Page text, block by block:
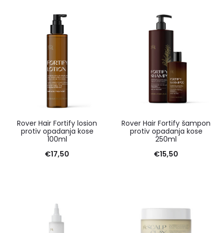
Rover Hair Fortify losion
protiv opadanja kose
100ml
€17,50
Rover Hair Fortify šampon
protiv opadanja kose
250ml
€15,50